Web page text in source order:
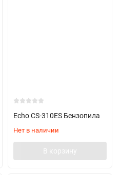
Echo CS-310ES Бензопила
Нет в наличии
В корзину